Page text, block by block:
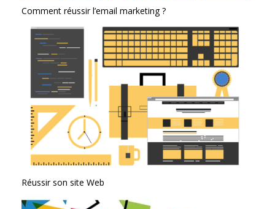
Comment réussir l’email marketing ?
Réussir son site Web